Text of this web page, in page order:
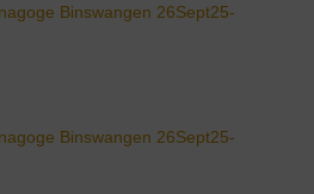
Binswangen 26Sept25-
Binswangen 26Sept25-